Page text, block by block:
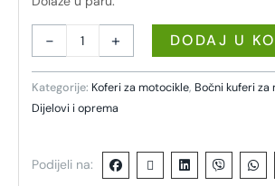
- + DODAJ U
Kategorije: Koferi za motocikle, Bočni kuferi za
Dijelovi i oprema
Podijeli na: